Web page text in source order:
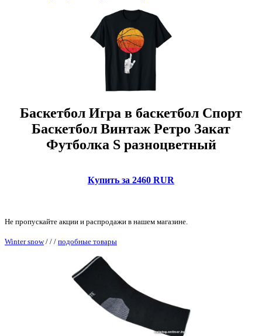
Баскетбол Игра в баскетбол Спорт
Баскетбол Винтаж Ретро Закат
Футболка S разноцветный
Купить за 2460 RUR
Не пропускайте акции и распродажи в нашем магазине.
Winter snow/ / / подобные товары